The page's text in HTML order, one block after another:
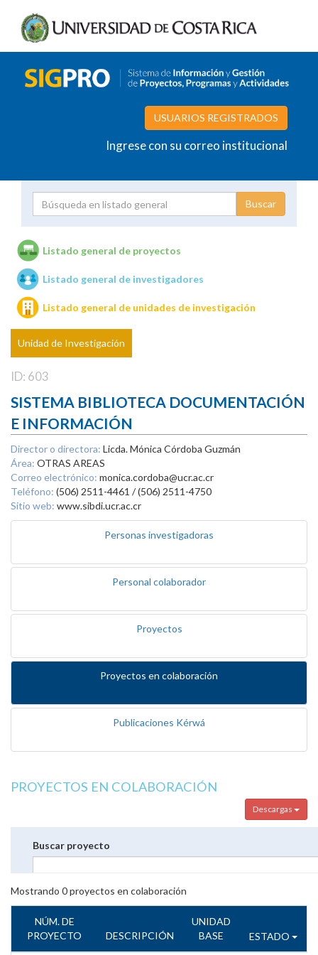
USUARIOS REGISTRADOS
Ingrese con su correo institucional
Unidades de investigación
Listado general de proyectos
Listado general de investigadores
Listado general de unidades de investigación
Unidad de Investigación
ID: 603
SISTEMA BIBLIOTECA DOCUMENTACIÓN
E INFORMACIÓN
Director o directora: Licda. Mónica Córdoba Guzmán
Área: OTRAS AREAS
Correo electrónico: monica.cordoba@ucr.ac.cr
Teléfono: (506) 2511-4461 / (506) 2511-4750
Sitio web: www.sibdi.ucr.ac.cr
Personas investigadoras
Personal colaborador
Proyectos
Proyectos en colaboración
Publicaciones Kérwá
PROYECTOS EN COLABORACIÓN
Descargas
Buscar proyecto
Mostrando 0proyectos en colaboración
NÚM. DE
PROYECTO
DESCRIPCIÓN
UNIDAD
BASE
ESTADO